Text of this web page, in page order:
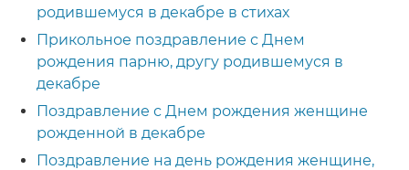
родившемуся в декабре в стихах
Прикольное поздравление с Днем
рождения парню, другу родившемуся в
декабре
Поздравление с Днем рождения женщине
рожденной в декабре
Поздравление на день рождения женщине,